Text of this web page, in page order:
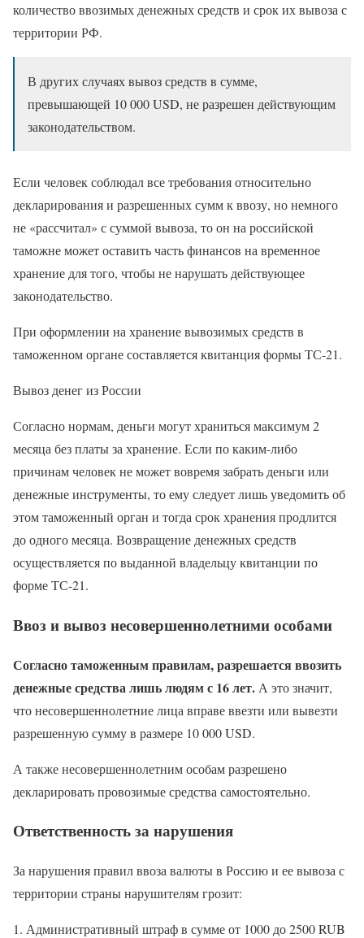
количество ввозимых денежных средств и срок их вывоза с
территории РФ.
В других случаях вывоз средств в сумме,
превышающей 10 000 USD, не разрешен действующим
законодательством.
Если человек соблюдал все требования относительно
декларирования и разрешенных сумм к ввозу, но немного
не «рассчитал» с суммой вывоза, то он на российской
таможне может оставить часть финансов на временное
хранение для того, чтобы не нарушать действующее
законодательство.
При оформлении на хранение вывозимых средств в
таможенном органе составляется квитанция формы ТС-21.
Вывоз денег из России
Согласно нормам, деньги могут храниться максимум 2
месяца без платы за хранение. Если по каким-либо
причинам человек не может вовремя забрать деньги или
денежные инструменты, то ему следует лишь уведомить об
этом таможенный орган и тогда срок хранения продлится
до одного месяца. Возвращение денежных средств
осуществляется по выданной владельцу квитанции по
форме ТС-21.
Ввоз и вывоз несовершеннолетними особами
Согласно таможенным правилам, разрешается ввозить
денежные средства лишь людям с 16 лет. А это значит,
что несовершеннолетние лица вправе ввезти или вывезти
разрешенную сумму в размере 10 000 USD.
А также несовершеннолетним особам разрешено
декларировать провозимые средства самостоятельно.
Ответственность за нарушения
За нарушения правил ввоза валюты в Россию и ее вывоза с
территории страны нарушителям грозит:
Административный штраф в сумме от 1000 до 2500 RUB